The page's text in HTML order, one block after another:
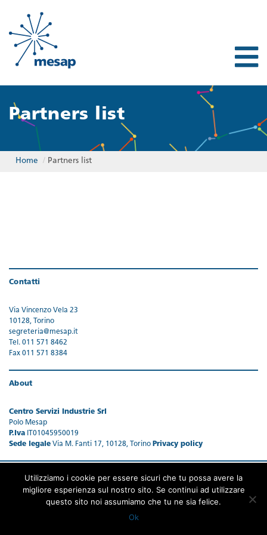
Partners list
Home / Partners list
Contatti
Via Vincenzo Vela 23
10128, Torino
segreteria@mesap.it
Tel. 011 571 8462
Fax 011 571 8384
About
Centro Servizi Industrie Srl
Polo Mesap
P.Iva IT01045950019
Sede legale Via M. Fanti 17, 10128, Torino Privacy policy
Utilizziamo i cookie per essere sicuri che tu possa avere la
migliore esperienza sul nostro sito. Se continui ad utilizzare
questo sito noi assumiamo che tu ne sia felice.
Ok